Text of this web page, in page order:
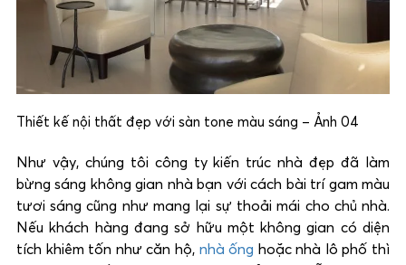
Thiết kế nội thất đẹp với sàn tone màu sáng – Ảnh 04
Như vậy, chúng tôi công ty kiến trúc nhà đẹp đã làm
bừng sáng không gian nhà bạn với cách bài trí gam màu
tươi sáng cũng như mang lại sự thoải mái cho chủ nhà.
Nếu khách hàng đang sở hữu một không gian có diện
tích khiêm tốn như căn hộ, nhà ống hoặc nhà lô phố thì